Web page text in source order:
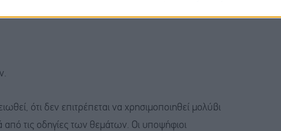
ότι δεν επιτρέπεται να χρησιμοποιηθεί μολύβι
από τις οδηγίες των θεμάτων. Οι υποψήφιοι